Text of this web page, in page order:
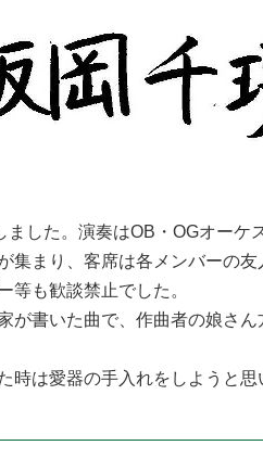
した。演奏はOB・OGオーケ
集まり、客席は各メンバーの
等も歓談禁止でした。
書いた曲で、作曲者の娘さ
は愛器の手入れをしようと思